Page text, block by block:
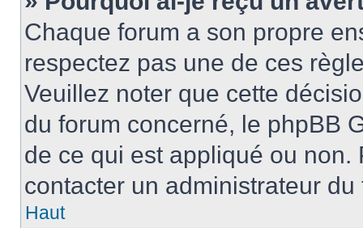
Chaque forum a son propre
respectez pas une de ces
Veuillez noter que cette
du forum concerné, le phpBB
de ce qui est appliqué ou non.
contacter un administrateur du
Haut